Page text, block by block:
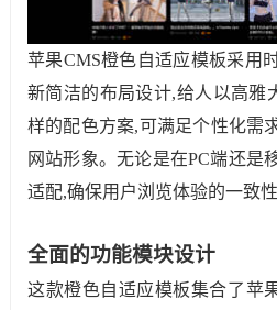
苹果CMS橙色自适应模板采用
新简洁的布局设计,给人以高雅
样的配色方案,可满足个性化需
网站形象。无论是在PC端还是
适配,确保用户浏览体验的一致性
全面的功能模块设计
这款橙色自适应模板集合了苹